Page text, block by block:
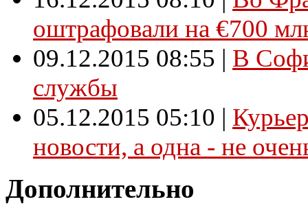
оштрафовали на €700
09.12.2015 08:55 | В
службы
05.12.2015 05:10 |
новости, а одна - не
Дополнительно